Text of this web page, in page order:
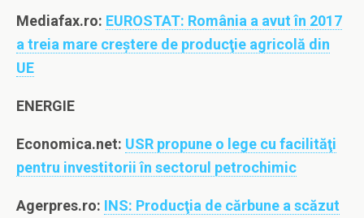
Mediafax.ro: EUROSTAT: România a avut în 2017
a treia mare creştere de producţie agricolă din
UE
ENERGIE
Economica.net: USR propune o lege cu facilităţi
pentru investitorii în sectorul petrochimic
Agerpres.ro: INS: Producţia de cărbune a scăzut